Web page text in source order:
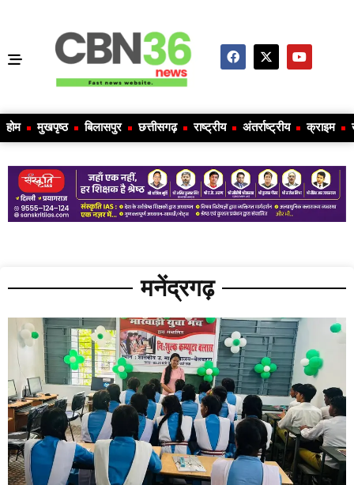
होम मुखपृष्ठ बिलासपुर छत्तीसगढ़ राष्ट्रीय अंतर्राष्ट्रीय क्राइम
मनेंद्रगढ़